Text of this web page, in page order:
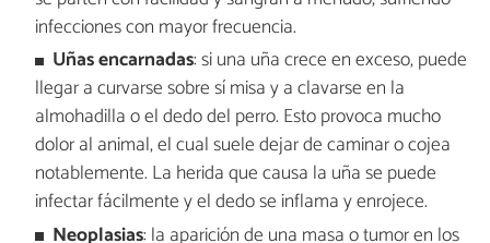
infecciones con mayor frecuencia.
Uñas encarnadas: si una uña crece en exceso, puede
llegar a curvarse sobre sí misa y a clavarse en la
almohadilla o el dedo del perro. Esto provoca mucho
dolor al animal, el cual suele dejar de caminar o cojea
notablemente. La herida que causa la uña se puede
infectar fácilmente y el dedo se inflama y enrojece.
Neoplasias: la aparición de una masa o tumor en los